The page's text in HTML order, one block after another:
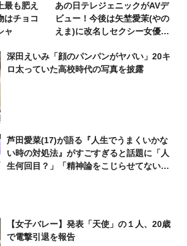
最も肥え
チョコ
ャ
あの日テレジェニックがAVデ
ビュー！今後は矢埜愛茉(やの
えま)に改名しセクシー女優と
深田えいみ「顔のパンパンがヤバい」20キ
ロ太っていた高校時代の写真を披露
芦田愛菜(17)が語る『人生でうまくいかな
い時の対処法』がすごすぎると話題に「人
生何回目？」「精神論をこじらせてない
【女子バレー】発表「天使」の１人、20歳
で電撃引退を報告